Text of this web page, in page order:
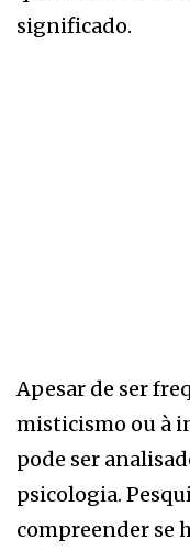
significado.
Apesar de ser
misticismo ou à
pode ser
psicologia.
compreender se